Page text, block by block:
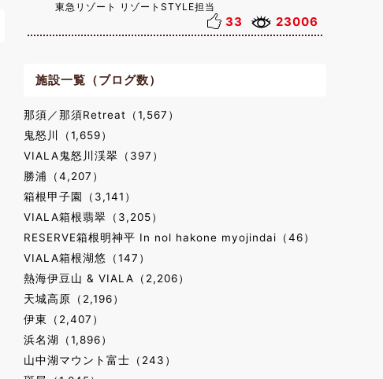
東急リゾート リゾートSTYLE担当
33 23006
施設一覧（ブログ数）
那須／那須Retreat（1,567）
鬼怒川（1,659）
VIALA鬼怒川渓翠（397）
勝浦（4,207）
箱根甲子園（3,141）
VIALA箱根翡翠（3,205）
RESERVE箱根明神平 In nol hakone myojindai（46）
VIALA箱根湖悠（147）
熱海伊豆山 & VIALA（2,206）
天城高原（2,196）
伊東（2,407）
浜名湖（1,896）
山中湖マウント富士（243）